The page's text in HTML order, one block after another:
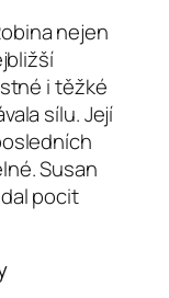
nejen
i těžké
sílu. Její
Susan
pocit